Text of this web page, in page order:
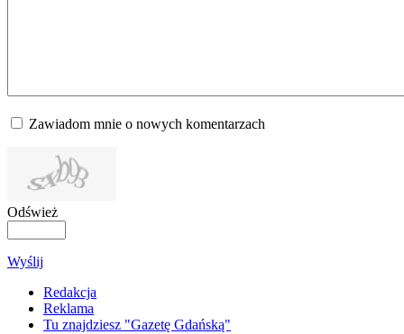
Zawiadom mnie o nowych komentarzach
Odśwież
Wyślij
Redakcja
Reklama
Tu znajdziesz "Gazetę Gdańską"